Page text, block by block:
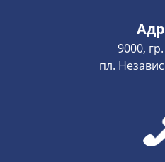
9000,
пл.